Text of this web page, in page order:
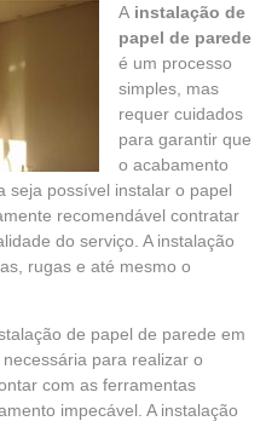
A instalação de
papel de parede
é um processo
simples, mas
requer cuidados
para garantir que
o acabamento
seja possível instalar o papel
recomendável contratar
do serviço. A instalação
rugas e até mesmo o
de papel de parede em
para realizar o
com as ferramentas
impecável. A instalação